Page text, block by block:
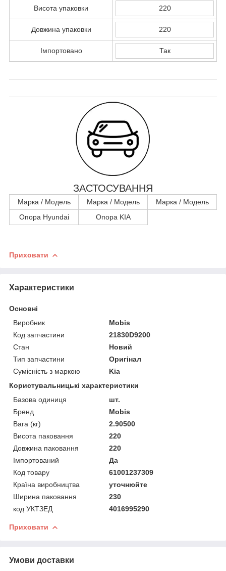
Висота упаковки 220
Довжина упаковки 220
Імпортовано Так
ЗАСТОСУВАННЯ
Марка / Модель Марка / Модель
Марка / Модель
Опора Hyundai
Опора KIA
Приховати
Характеристики
Основні
Виробник
Mobis
Код запчастини
21830D9200
Стан
Новий
Тип запчастини
Оригінал
Сумісність з маркою
Kia
Користувальницькі характеристики
Базова одиниця
шт.
Бренд
Mobis
Вага (кг)
2.90500
Висота паковання
220
Довжина паковання
220
Імпортований
Да
Код товару
61001237309
Країна виробництва
уточнюйте
Ширина паковання
230
код УКТЗЕД
4016995290
Приховати
Умови доставки